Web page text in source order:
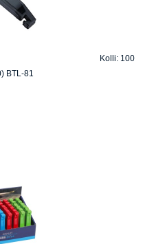
Kolli: 100
BTL-81